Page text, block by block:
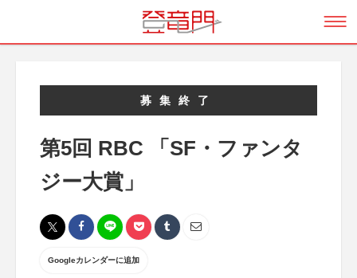
募集終了
第5回 RBC 「SF・ファンタ
ジー大賞」
Googleカレンダーに追加